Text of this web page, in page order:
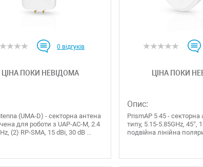
0 відгуків
ЦІНА ПОКИ НЕВІДОМА
(UMA-D) - секторна антена
для роботи з UAP-AC-M, 2.4
(2) RP-SMA, 15 dBi, 30 dB ...
ЦІНА ПОКИ
Опис:
PrismAP 5 45 - секторна
типу, 5.15-5.85GHz, 45°,
подвійна лінійна